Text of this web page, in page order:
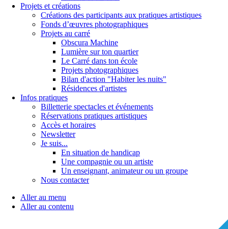
Projets et créations
Créations des participants aux pratiques artistiques
Fonds d’œuvres photographiques
Projets au carré
Obscura Machine
Lumière sur ton quartier
Le Carré dans ton école
Projets photographiques
Bilan d'action "Habiter les nuits"
Résidences d'artistes
Infos pratiques
Billetterie spectacles et événements
Réservations pratiques artistiques
Accès et horaires
Newsletter
Je suis...
En situation de handicap
Une compagnie ou un artiste
Un enseignant, animateur ou un groupe
Nous contacter
Aller au menu
Aller au contenu